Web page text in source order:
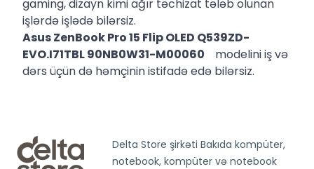
gaming, dizayn kimi ağır təchizat tələb olunan
işlərdə işlədə bilərsiz.
Asus ZenBook Pro 15 Flip OLED Q539ZD-
EVO.I71TBL 90NB0W31-M00060 modelini iş və
dərs üçün də həmçinin istifadə edə bilərsiz.
Delta Store şirkəti Bakıda kompüter,
notebook, kompüter və notebook